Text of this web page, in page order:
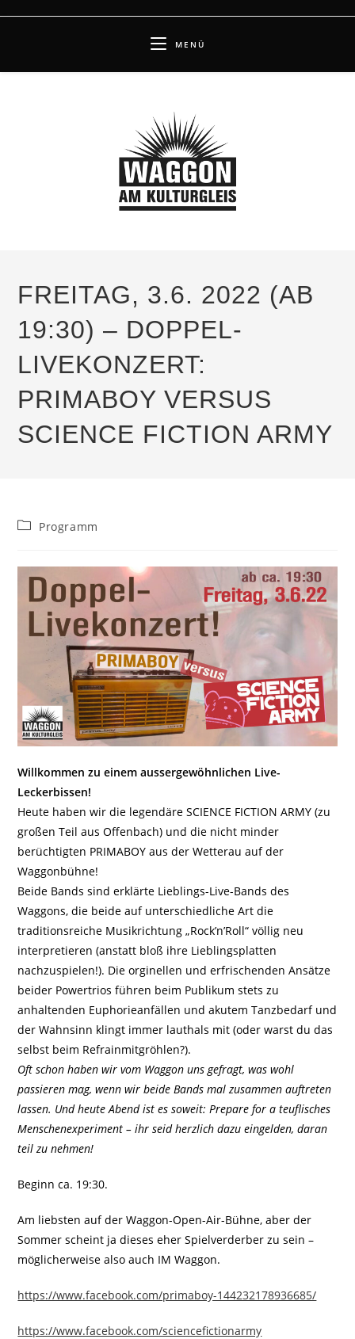
MENÜ
FREITAG, 3.6. 2022 (AB
19:30) – DOPPEL-
LIVEKONZERT:
PRIMABOY VERSUS
SCIENCE FICTION ARMY
Beitrags-
Programm
Willkommen zu einem aussergewöhnlichen Live-
Leckerbissen!
Heute haben wir die legendäre SCIENCE FICTION ARMY (zu
großen Teil aus Offenbach) und die nicht minder
berüchtigten PRIMABOY aus der Wetterau auf der
Waggonbühne!
Beide Bands sind erklärte Lieblings-Live-Bands des
Waggons, die beide auf unterschiedliche Art die
traditionsreiche Musikrichtung „Rock’n’Roll“ völlig neu
interpretieren (anstatt bloß ihre Lieblingsplatten
nachzuspielen!). Die orginellen und erfrischenden Ansätze
beider Powertrios führen beim Publikum stets zu
anhaltenden Euphorieanfällen und akutem Tanzbedarf und
der Wahnsinn klingt immer lauthals mit (oder warst du das
selbst beim Refrainmitgröhlen?).
Oft schon haben wir vom Waggon uns gefragt, was wohl
passieren mag, wenn wir beide Bands mal zusammen auftreten
lassen. Und heute Abend ist es soweit: Prepare for a teuflisches
Menschenexperiment – ihr seid herzlich dazu eingelden, daran
teil zu nehmen!
Beginn ca. 19:30.
Am liebsten auf der Waggon-Open-Air-Bühne, aber der
Sommer scheint ja dieses eher Spielverderber zu sein –
möglicherweise also auch IM Waggon.
https://www.facebook.com/primaboy-144232178936685/
https://www.facebook.com/sciencefictionarmy